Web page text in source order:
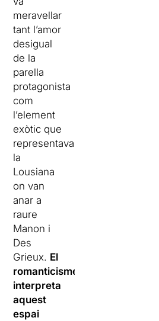
meravellar
tant l’amor
desigual
de la
parella
protagonista
com
l’element
exòtic que
representava
la
Lousiana
on van
anar a
raure
Manon i
Des
Grieux. El
romanticisme
interpreta
aquest
espai